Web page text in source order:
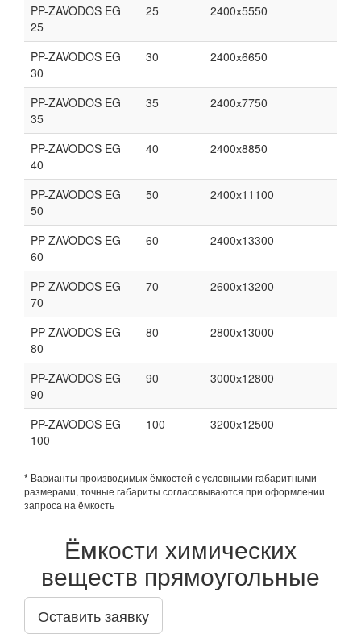
PP-ZAVODOS EG
25
25 2400х5550
PP-ZAVODOS EG
30
30 2400х6650
PP-ZAVODOS EG
35
35 2400х7750
PP-ZAVODOS EG
40
40 2400х8850
PP-ZAVODOS EG
50
50 2400х11100
PP-ZAVODOS EG
60
60 2400х13300
PP-ZAVODOS EG
70
70 2600х13200
PP-ZAVODOS EG
80
80 2800х13000
PP-ZAVODOS EG
90
90 3000х12800
PP-ZAVODOS EG
100
100 3200х12500
* Варианты производимых ёмкостей с условными габаритными
размерами, точные габариты согласовываются при оформлении
запроса на ёмкость
Ёмкости химических
веществ прямоугольные
Оставить заявку